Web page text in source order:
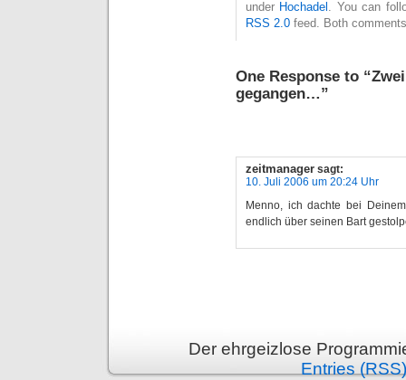
under Hochadel . You can
RSS 2.0 feed. Both
One Response to
gegangen…”
zeitmanager sagt:
10. Juli 2006 um 20:24 Uhr
Menno, ich dachte bei
endlich über seinen Bart
Der ehrgeizlose
Entries (RSS)